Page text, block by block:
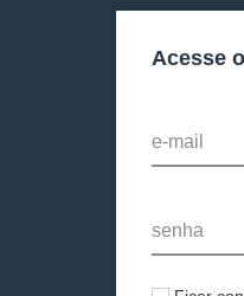
Acesse
e-mail
senha